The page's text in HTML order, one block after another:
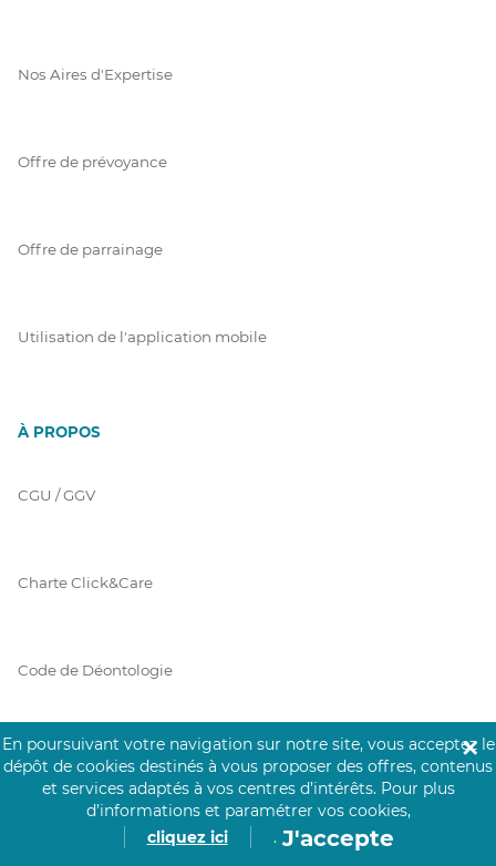
Nos Aires d'Expertise
Offre de prévoyance
Offre de parrainage
Utilisation de l'application mobile
À PROPOS
CGU / GGV
Charte Click&Care
Code de Déontologie
Mentions Légales
Prérequis Click&Care
En poursuivant votre navigation sur notre site, vous acceptez le
dépôt de cookies destinés à vous proposer des offres, contenus
et services adaptés à vos centres d’intérêts. Pour plus
d’informations et paramétrer vos cookies,
cliquez ici
. J'accepte
✕